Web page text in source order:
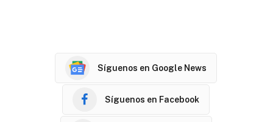
Síguenos en Google News
Síguenos en Facebook